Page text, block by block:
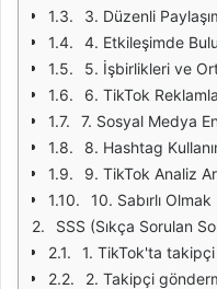
3. Düzenli
4. Etkileşimde
5. İşbirlikleri ve
6. TikTok
7. Sosyal Medya
8. Hashtag
9. TikTok Analiz
10. Sabırlı Olmak
SSS (Sıkça Sorulan
1. TikTok'ta
2. Takipçi